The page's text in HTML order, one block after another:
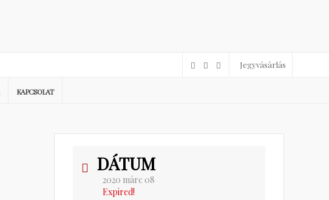
Jegyvásárlás
KAPCSOLAT
DÁTUM
2020 márc 08
Expired!